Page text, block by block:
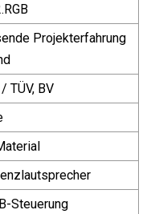
Projekterfahrung
TÜV, BV
Steuerung